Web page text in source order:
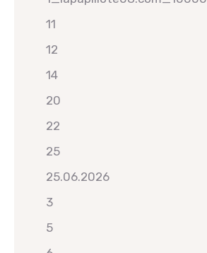
11
12
14
20
22
25
25.06.2026
3
5